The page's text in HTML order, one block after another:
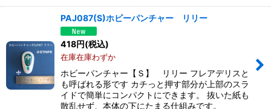
PAJ087(S)ホビーパンチャー リリー
418円(税込)
在庫在庫わずか
ホビーパンチャー【Ｓ】 リリー フレアデリスと
も呼ばれる形です カチっと押す部分が上部のスラ
イドで簡単にコンパクトにできます。 抜いた紙も
散乱せず、本体の下にたまる仕組みです。